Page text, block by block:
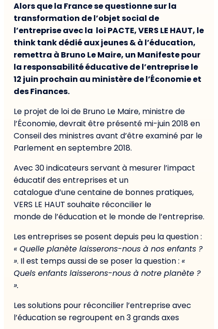
Alors que la France se questionne sur la
transformation de l’objet social de
l’entreprise avec la loi PACTE, VERS LE HAUT, le
think tank dédié aux jeunes & à l’éducation,
remettra à Bruno Le Maire, un Manifeste pour
la responsabilité éducative de l’entreprise le
12 juin prochain au ministère de l’Économie et
des Finances.
Le projet de loi de Bruno Le Maire, ministre de
l’Économie, devrait être présenté mi-juin 2018 en
Conseil des ministres avant d’être examiné par le
Parlement en septembre 2018.
Avec 30 indicateurs servant à mesurer l’impact
éducatif des entreprises et un
catalogue d’une centaine de bonnes pratiques,
VERS LE HAUT souhaite réconcilier le
monde de l’éducation et le monde de l’entreprise.
Les entreprises se posent depuis peu la question :
« Quelle planète laisserons-nous à nos enfants ?
». Il est temps aussi de se poser la question : «
Quels enfants lais­serons-nous à notre planète ?
».
Les solutions pour réconcilier l’entreprise avec
l’éducation se regroupent en 3 grands axes